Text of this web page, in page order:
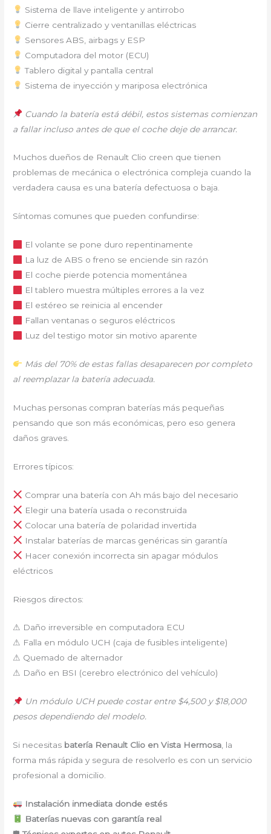
Sistema de llave inteligente y antirrobo
Cierre centralizado y ventanillas eléctricas
Sensores ABS, airbags y ESP
Computadora del motor (ECU)
Tablero digital y pantalla central
Sistema de inyección y mariposa electrónica
Cuando la batería está débil, estos sistemas comienzan
a fallar incluso antes de que el coche deje de arrancar.
Muchos dueños de Renault Clio creen que tienen
problemas de mecánica o electrónica compleja cuando la
verdadera causa es una batería defectuosa o baja.
Síntomas comunes que pueden confundirse:
El volante se pone duro repentinamente
La luz de ABS o freno se enciende sin razón
El coche pierde potencia momentánea
El tablero muestra múltiples errores a la vez
El estéreo se reinicia al encender
Fallan ventanas o seguros eléctricos
Luz del testigo motor sin motivo aparente
Más del 70% de estas fallas desaparecen por completo
al reemplazar la batería adecuada.
Muchas personas compran baterías más pequeñas
pensando que son más económicas, pero eso genera
daños graves.
Errores típicos:
Comprar una batería con Ah más bajo del necesario
Elegir una batería usada o reconstruida
Colocar una batería de polaridad invertida
Instalar baterías de marcas genéricas sin garantía
Hacer conexión incorrecta sin apagar módulos
eléctricos
Riesgos directos:
⚠ Daño irreversible en computadora ECU
⚠ Falla en módulo UCH (caja de fusibles inteligente)
⚠ Quemado de alternador
⚠ Daño en BSI (cerebro electrónico del vehículo)
Un módulo UCH puede costar entre $4,500 y $18,000
pesos dependiendo del modelo.
Si necesitas batería Renault Clio en Vista Hermosa , la
forma más rápida y segura de resolverlo es con un servicio
profesional a domicilio.
Instalación inmediata donde estés
Baterías nuevas con garantía real